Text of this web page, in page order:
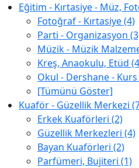
Eğitim - Kırtasiye - Müz,
Fotoğraf - Kırtasiye (4)
Parti - Organizasyon
Müzik - Müzik
Kreş, Anaokulu, Etüd
Okul - Dershane - Kurs
[Tümünü Göster]
Kuaför - Güzellik Merkezi
Erkek Kuaförleri (2)
Güzellik Merkezleri (4)
Bayan Kuaförleri (2)
Parfümeri, Bujiteri (1)